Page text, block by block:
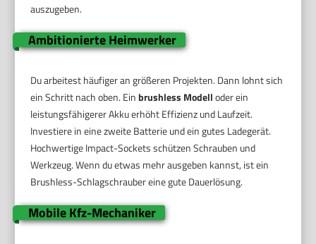
auszugeben.
Ambitionierte Heimwerker
Du arbeitest häufiger an größeren Projekten. Dann lohnt sich
ein Schritt nach oben. Einbrushless Modelloder ein
leistungsfähigerer Akku erhöht Effizienz und Laufzeit.
Investiere in eine zweite Batterie und ein gutes Ladegerät.
Hochwertige Impact-Sockets schützen Schrauben und
Werkzeug. Wenn du etwas mehr ausgeben kannst, ist ein
Brushless-Schlagschrauber eine gute Dauerlösung.
Mobile Kfz-Mechaniker